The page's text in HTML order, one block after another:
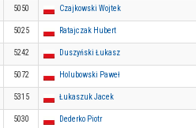
5050 Czajkowski Wojtek
5025 Ratajczak Hubert
5242 Duszyński Łukasz
5072 Holubowski Paweł
5315 Łukaszuk Jacek
5030 Dederko Piotr